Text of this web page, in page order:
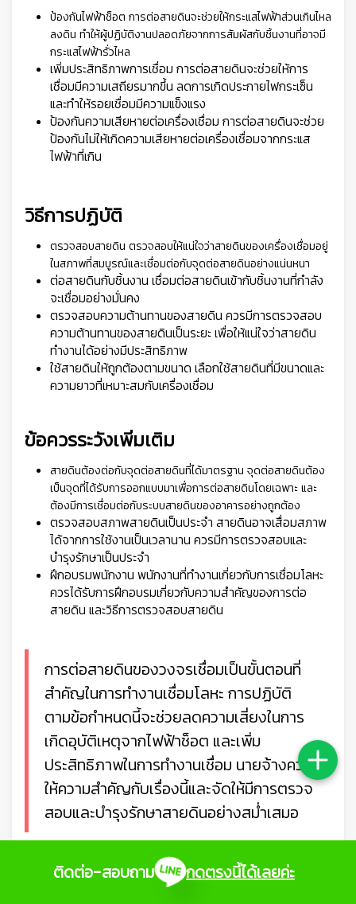
ป้องกันไฟฟ้าช็อต การต่อสายดินจะช่วยให้กระแสไฟฟ้าส่วนเกินไหล
ลงดิน ทำให้ผู้ปฏิบัติงานปลอดภัยจากการสัมผัสกับชิ้นงานที่อาจมี
กระแสไฟฟ้ารั่วไหล
เพิ่มประสิทธิภาพการเชื่อม การต่อสายดินจะช่วยให้การ
เชื่อมมีความเสถียรมากขึ้น ลดการเกิดประกายไฟกระเซ็น
และทำให้รอยเชื่อมมีความแข็งแรง
ป้องกันความเสียหายต่อเครื่องเชื่อม การต่อสายดินจะช่วย
ป้องกันไม่ให้เกิดความเสียหายต่อเครื่องเชื่อมจากกระแส
ไฟฟ้าที่เกิน
วิธีการปฏิบัติ
ตรวจสอบสายดิน ตรวจสอบให้แน่ใจว่าสายดินของเครื่องเชื่อมอยู่
ในสภาพที่สมบูรณ์และเชื่อมต่อกับจุดต่อสายดินอย่างแน่นหนา
ต่อสายดินกับชิ้นงาน เชื่อมต่อสายดินเข้ากับชิ้นงานที่กำลัง
จะเชื่อมอย่างมั่นคง
ตรวจสอบความต้านทานของสายดิน ควรมีการตรวจสอบ
ความต้านทานของสายดินเป็นระยะ เพื่อให้แน่ใจว่าสายดิน
ทำงานได้อย่างมีประสิทธิภาพ
ใช้สายดินให้ถูกต้องตามขนาด เลือกใช้สายดินที่มีขนาดและ
ความยาวที่เหมาะสมกับเครื่องเชื่อม
ข้อควรระวังเพิ่มเติม
สายดินต้องต่อกับจุดต่อสายดินที่ได้มาตรฐาน จุดต่อสายดินต้อง
เป็นจุดที่ได้รับการออกแบบมาเพื่อการต่อสายดินโดยเฉพาะ และ
ต้องมีการเชื่อมต่อกับระบบสายดินของอาคารอย่างถูกต้อง
ตรวจสอบสภาพสายดินเป็นประจำ สายดินอาจเสื่อมสภาพ
ได้จากการใช้งานเป็นเวลานาน ควรมีการตรวจสอบและ
บำรุงรักษาเป็นประจำ
ฝึกอบรมพนักงาน พนักงานที่ทำงานเกี่ยวกับการเชื่อมโลหะ
ควรได้รับการฝึกอบรมเกี่ยวกับความสำคัญของการต่อ
สายดิน และวิธีการตรวจสอบสายดิน
การต่อสายดินของวงจรเชื่อมเป็นขั้นตอนที่
สำคัญในการทำงานเชื่อมโลหะ การปฏิบัติ
ตามข้อกำหนดนี้จะช่วยลดความเสี่ยงในการ
เกิดอุบัติเหตุจากไฟฟ้าช็อต และเพิ่ม
ประสิทธิภาพในการทำงานเชื่อม นายจ้างควร
ให้ความสำคัญกับเรื่องนี้และจัดให้มีการตรวจ
สอบและบำรุงรักษาสายดินอย่างสม่ำเสมอ
9.จัดสายไฟฟ้าและสายดินให้ห่างจากการ
ติดต่อ-สอบถาม กดตรงนี้ได้เลยค่ะ